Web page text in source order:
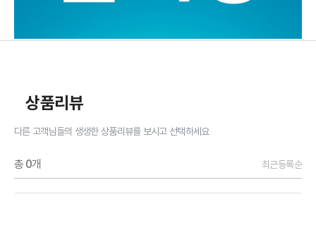
상품리뷰
다른 고객님들의 생생한 상품리뷰를 보시고 선택하세요
총 0개 최근등록순